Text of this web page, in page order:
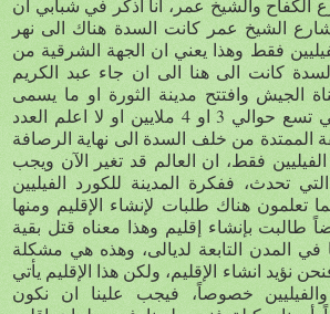
الكفاح والشيخ عمر، انا أذكر في شبابي ان
الشيخ عمر كانت السدة هناك الى نهر
فقط وهذا يعني ان الجهة الشرقية من
كانت الى هنا الى ان جاء عبد الكريم
الجيش وافتتح مدينة الثورة او ما يسمى
حالياً مدينة الصدر التي تسع حوالي 3 او 4 ملايين او لا اعلم العدد
الممتدة من خلف السدة الى نهاية الرصافة
فقط، ان العالم قد تغير الآن ويجب
تحدث، ففكرة المدينة للكورد الفيليين
تعلمون هناك طلبات لإنشاء الإقليم ومنها
طالبت بإنشاء إقليم وهذا معناه قتل بقية
في المدن التابعة لديالى، وهذه هي مشكلة
نؤيد انشاء الإقليم، ولكن هذا الإقليم يأتي
خصوصاً، فيجب علينا ان نكون